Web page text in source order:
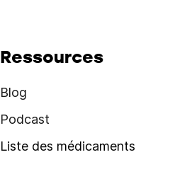
Ressources
Blog
Podcast
Liste des médicaments